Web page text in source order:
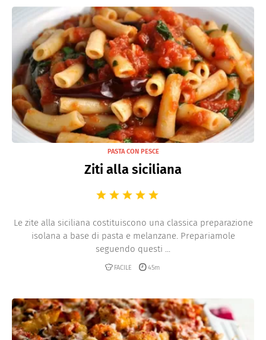
PASTA CON PESCE
Ziti alla siciliana
Le zite alla siciliana costituiscono una classica preparazione
isolana a base di pasta e melanzane. Prepariamole
seguendo questi ...
FACILE 45m